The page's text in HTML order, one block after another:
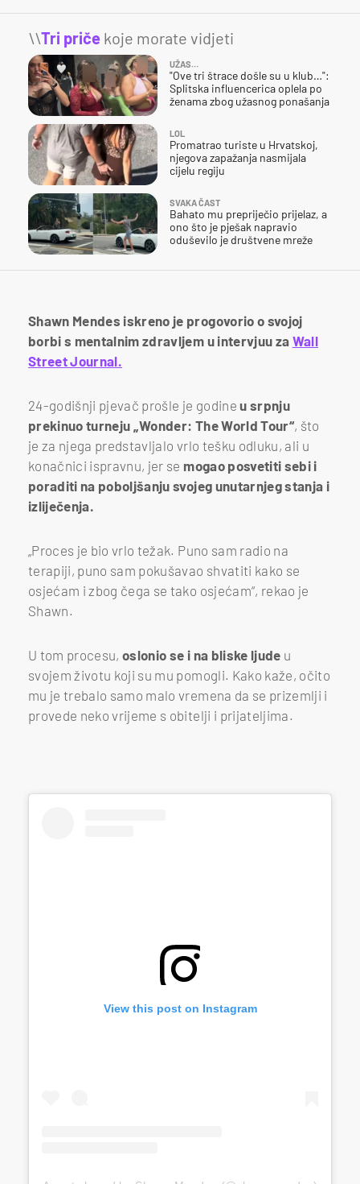
\\Tri priče koje morate vidjeti
UŽAS…
"Ove tri štrace došle su u klub…":
Splitska influencerica oplela po
ženama zbog užasnog ponašanja
LOL
Promatrao turiste u Hrvatskoj,
njegova zapažanja nasmijala
cijelu regiju
SVAKA ČAST
Bahato mu prepriječio prijelaz, a
ono što je pješak napravio
oduševilo je društvene mreže
Shawn Mendes iskreno je progovorio o svojoj
borbi s mentalnim zdravljem u intervjuu za Wall
Street Journal.
24-godišnji pjevač prošle je godineu srpnju
prekinuo turneju „Wonder: The World Tour“, što
je za njega predstavljalo vrlo tešku odluku, ali u
konačnici ispravnu, jer se mogao posvetiti sebi i
poraditi na poboljšanju svojeg unutarnjeg stanja i
izliječenja.
„Proces je bio vrlo težak. Puno sam radio na
terapiji, puno sam pokušavao shvatiti kako se
osjećam i zbog čega se tako osjećam“, rekao je
Shawn.
U tom procesu, oslonio se i na bliske ljude u
svojem životu koji su mu pomogli. Kako kaže, očito
mu je trebalo samo malo vremena da se prizemlji i
provede neko vrijeme s obitelji i prijateljima.
View this post on Instagram